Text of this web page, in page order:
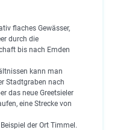
flaches Gewässer,
durch die
bis nach Emden
kann man
Stadtgraben nach
das neue Greetsieler
eine Strecke von
der Ort Timmel.